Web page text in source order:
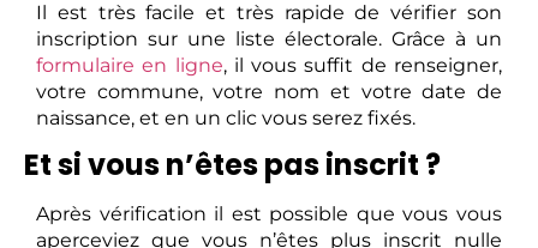
Il est très facile et très rapide de vérifier son
inscription sur une liste électorale. Grâce à un
formulaire en ligne, il vous suffit de renseigner,
votre commune, votre nom et votre date de
naissance, et en un clic vous serez fixés.
Et si vous n’êtes pas inscrit ?
Après vérification il est possible que vous vous
aperceviez que vous n’êtes plus inscrit nulle